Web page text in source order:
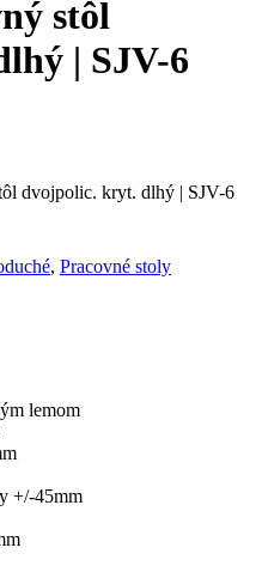
stôl
| SJV-6
dvojpolic. kryt. dlhý | SJV-6
, Pracovné stoly
lemom
+/-45mm